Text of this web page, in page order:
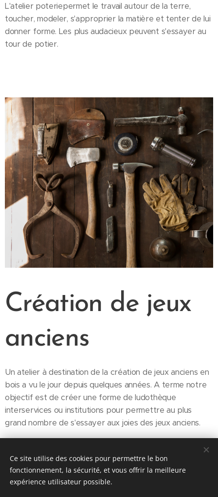
L'atelier poteriepermet le travail autour de la terre,
toucher, modeler, s'approprier la matière et tenter de lui
donner forme. Les plus audacieux peuvent s'essayer au
tour de potier.
Création de jeux
anciens
Un atelier à destination de la création de jeux anciens en
bois a vu le jour depuis quelques années. A terme notre
objectif est de créer une forme de ludothèque
interservices ou institutions pour permettre au plus
grand nombre de s'essayer aux joies des jeux anciens.
ACCUEIL LE TANDEM
Ce site utilise des cookies pour permettre le bon
fonctionnement, la sécurité, et vous offrir la meilleure
expérience utilisateur possible.